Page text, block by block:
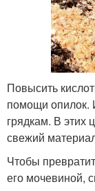
Повысить
помощи опилок.
грядкам. В этих
свежий
Чтобы
его мочевиной,